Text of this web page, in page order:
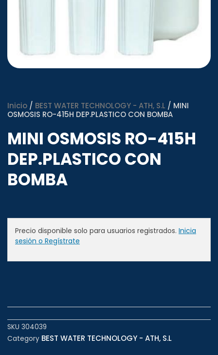
Inicio / BEST WATER TECHNOLOGY - ATH, S.L / MINI
OSMOSIS RO-415H DEP.PLASTICO CON BOMBA
MINI OSMOSIS RO-415H
DEP.PLASTICO CON
BOMBA
Precio disponible solo para usuarios registrados. Inicia
sesión o Regístrate
SKU 304039
Category BEST WATER TECHNOLOGY - ATH, S.L